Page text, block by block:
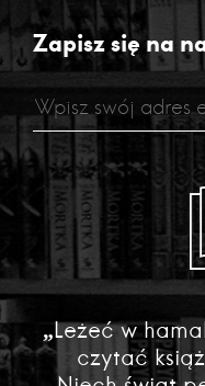
Zapisz się na
„Leżeć w
czytać